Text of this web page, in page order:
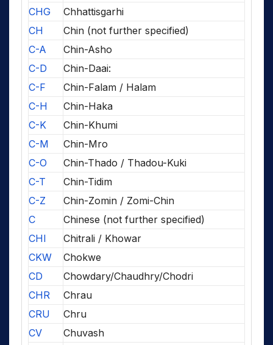
CHG
Chhattisgarhi
CH
Chin (not further specified)
C-A
Chin-Asho
C-D
Chin-Daai:
C-F
Chin-Falam / Halam
C-H
Chin-Haka
C-K
Chin-Khumi
C-M
Chin-Mro
C-O
Chin-Thado / Thadou-Kuki
C-T
Chin-Tidim
C-Z
Chin-Zomin / Zomi-Chin
C
Chinese (not further specified)
CHI
Chitrali / Khowar
CKW
Chokwe
CD
Chowdary/Chaudhry/Chodri
CHR
Chrau
CRU
Chru
CV
Chuvash